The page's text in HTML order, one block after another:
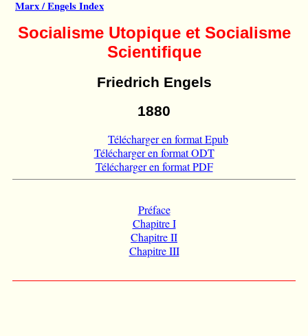
Marx / Engels Index
Socialisme Utopique et Socialisme
Scientifique
Friedrich Engels
1880
Télécharger en format Epub
Télécharger en format ODT
Télécharger en format PDF
Préface
Chapitre I
Chapitre II
Chapitre III